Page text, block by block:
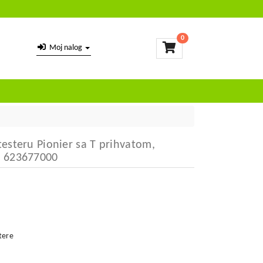
Moj nalog
0
Pionier sa T prihvatom,